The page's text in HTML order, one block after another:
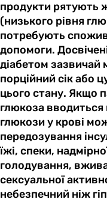
продукти рятують
(низького рівня
потребують
допомоги.
діабетом зазвичай
порційний сік або
цього стану. Якщо
глюкоза
глюкози у крові
передозування
їжі, спеки,
голодування,
сексуальної
небезпечний ніж